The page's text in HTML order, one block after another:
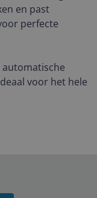
en past
perfecte
voor het hele